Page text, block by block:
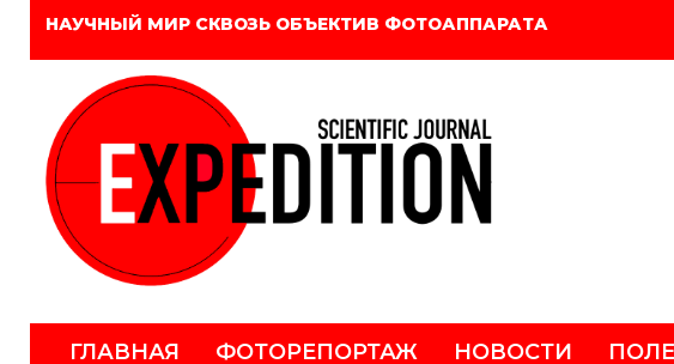
НАУЧНЫЙ МИР СКВОЗЬ ОБЪЕКТИВ ФОТОАППАРАТА
ГЛАВНАЯ ФОТОРЕПОРТАЖ НОВОСТИ